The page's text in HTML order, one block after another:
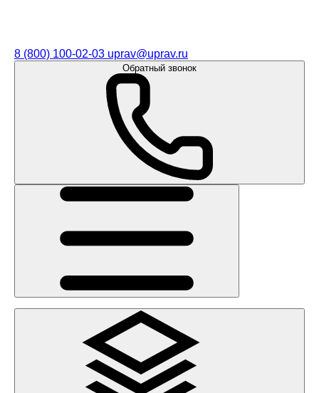
8 (800) 100-02-03 uprav@uprav.ru
Обратный звонок